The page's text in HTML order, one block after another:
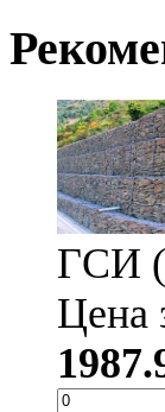
ГСИ
Цена